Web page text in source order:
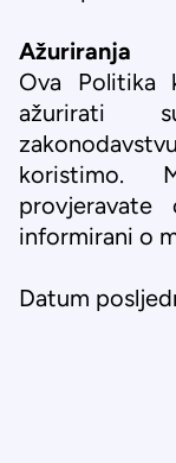
Ažuriranja
Ova Politika
ažurirati
koristimo.
informirani o
Datum